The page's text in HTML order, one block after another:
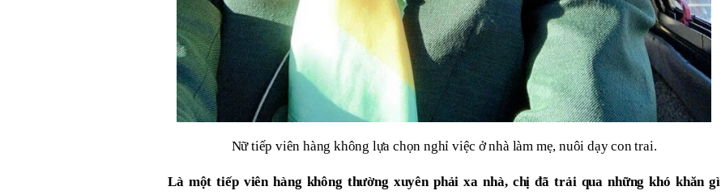
Nữ tiếp viên hàng không lựa chọn nghỉ việc ở nhà làm mẹ, nuôi dạy con trai.
Là một tiếp viên hàng không thường xuyên phải xa nhà, chị đã trải qua những khó khăn gì